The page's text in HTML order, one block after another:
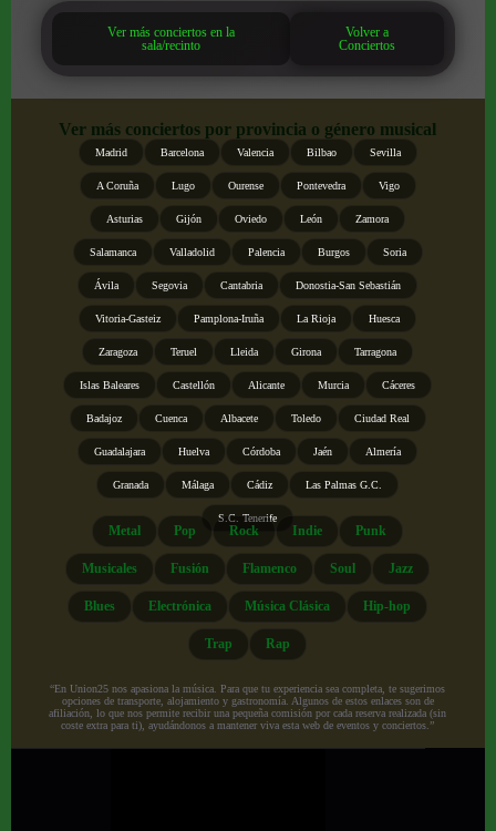
Ver más conciertos en la
sala/recinto
Volver a
Conciertos
Ver más conciertos por provincia o género musical
Madrid Barcelona Valencia Bilbao Sevilla
A Coruña Lugo Ourense Pontevedra Vigo
Asturias Gijón Oviedo León Zamora
Salamanca Valladolid Palencia Burgos Soria
Ávila Segovia Cantabria Donostia-San Sebastián
Vitoria-Gasteiz Pamplona-Iruña La Rioja Huesca
Zaragoza Teruel Lleida Girona Tarragona
Islas Baleares Castellón Alicante Murcia Cáceres
Badajoz Cuenca Albacete Toledo Ciudad Real
Guadalajara Huelva Córdoba Jaén Almería
Granada Málaga Cádiz Las Palmas G.C.
S.C. Tenerife
Metal Pop Rock Indie Punk
Musicales Fusión Flamenco Soul Jazz
Blues Electrónica Música Clásica Hip-hop
Trap Rap
“En Union25 nos apasiona la música. Para que tu experiencia sea completa, te sugerimos
opciones de transporte, alojamiento y gastronomía. Algunos de estos enlaces son de
afiliación, lo que nos permite recibir una pequeña comisión por cada reserva realizada (sin
coste extra para ti), ayudándonos a mantener viva esta web de eventos y conciertos.”